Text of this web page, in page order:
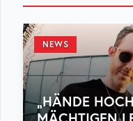
NEWS
„HÄNDE